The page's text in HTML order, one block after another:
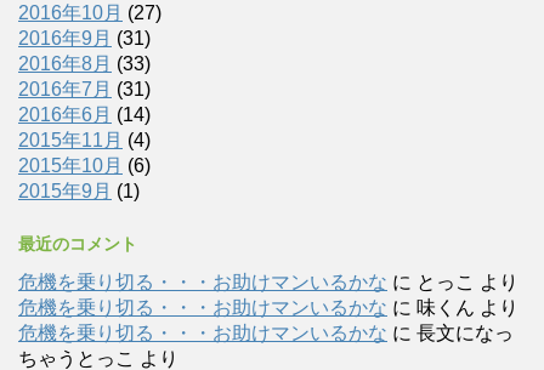
2016年10月 (27)
2016年9月 (31)
2016年8月 (33)
2016年7月 (31)
2016年6月 (14)
2015年11月 (4)
2015年10月 (6)
2015年9月 (1)
最近のコメント
危機を乗り切る・・・お助けマンいるかな に とっこ より
危機を乗り切る・・・お助けマンいるかな に 味くん より
危機を乗り切る・・・お助けマンいるかな に 長文になっ
ちゃうとっこ より